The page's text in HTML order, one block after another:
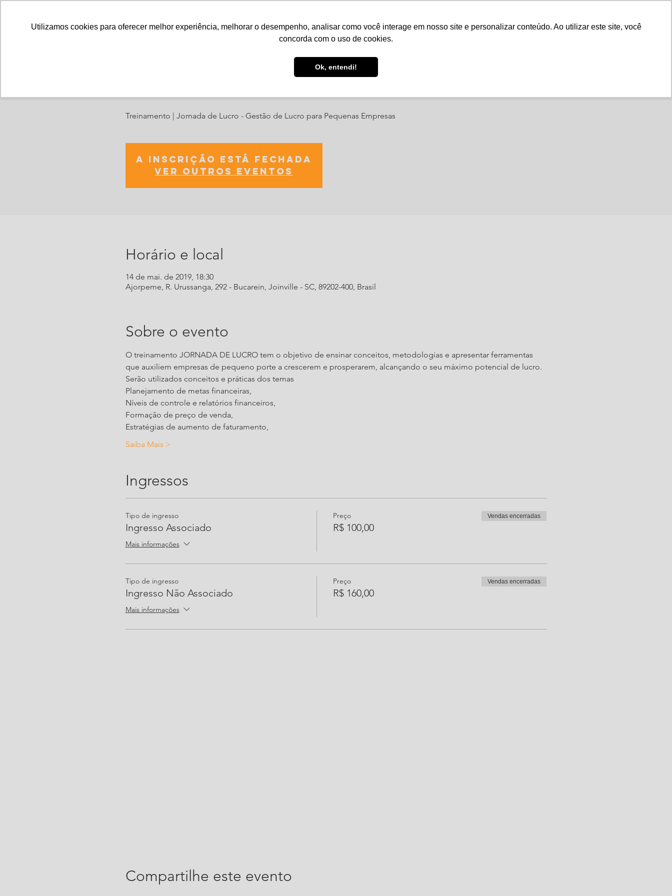
Utilizamos cookies para oferecer melhor experiência, melhorar o desempenho, analisar como você interage em nosso site e personalizar conteúdo. Ao utilizar este site, você
concorda com o uso de cookies.
Ok, entendi!
Serviços Notícias Agenda
Treinamento | Jornada de Lucro - Gestão de Lucro para Pequenas Empresas
A inscrição está fechada
Ver outros eventos
Horário e local
14 de mai. de 2019, 18:30
Ajorpeme, R. Urussanga, 292 - Bucarein, Joinville - SC, 89202-400, Brasil
Sobre o evento
O treinamento JORNADA DE LUCRO tem o objetivo de ensinar conceitos, metodologias e apresentar ferramentas
Saiba Mais >
Ingressos
Tipo de ingresso
Ingresso Associado
Mais informações
Preço
R$ 100,00
Vendas encerradas
Tipo de ingresso
Ingresso Não Associado
Mais informações
Preço
R$ 160,00
Vendas encerradas
Compartilhe este evento